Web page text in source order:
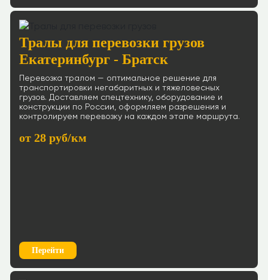
Тралы для перевозки грузов
Екатеринбург - Братск
Перевозка тралом — оптимальное решение для
транспортировки негабаритных и тяжеловесных
грузов. Доставляем спецтехнику, оборудование и
конструкции по России, оформляем разрешения и
контролируем перевозку на каждом этапе маршрута.
от 28 руб/км
Перейти